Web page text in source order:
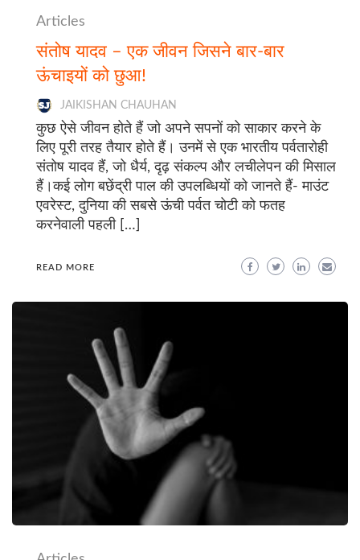
Articles
संतोष यादव – एक जीवन जिसने बार-बार
ऊंचाइयों को छुआ!
JAIKISHAN CHAUHAN
कुछ ऐसे जीवन होते हैं जो अपने सपनों को साकार करने के
लिए पूरी तरह तैयार होते हैं। उनमें से एक भारतीय पर्वतारोही
संतोष यादव हैं, जो धैर्य, दृढ़ संकल्प और लचीलेपन की मिसाल
हैं।कई लोग बछेंद्री पाल की उपलब्धियों को जानते हैं- माउंट
एवरेस्ट, दुनिया की सबसे ऊंची पर्वत चोटी को फतह
करनेवाली पहली […]
READ MORE